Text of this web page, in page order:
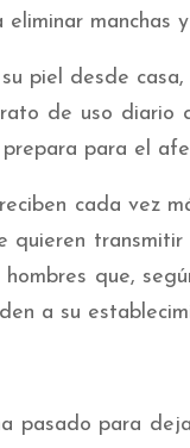
manchas
piel desde
de uso diario
para el
cada vez
quieren
que,
a su
para